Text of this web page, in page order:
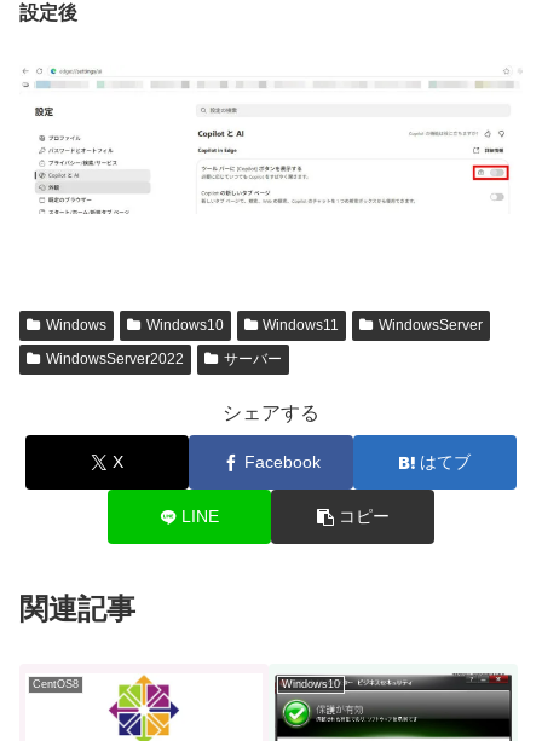
設定後
Windows Windows10 Windows11
WindowsServer
WindowsServer2022
サーバー
シェアする
X Facebook はてブ
LINE コピー
関連記事
CentOS8 Windows10